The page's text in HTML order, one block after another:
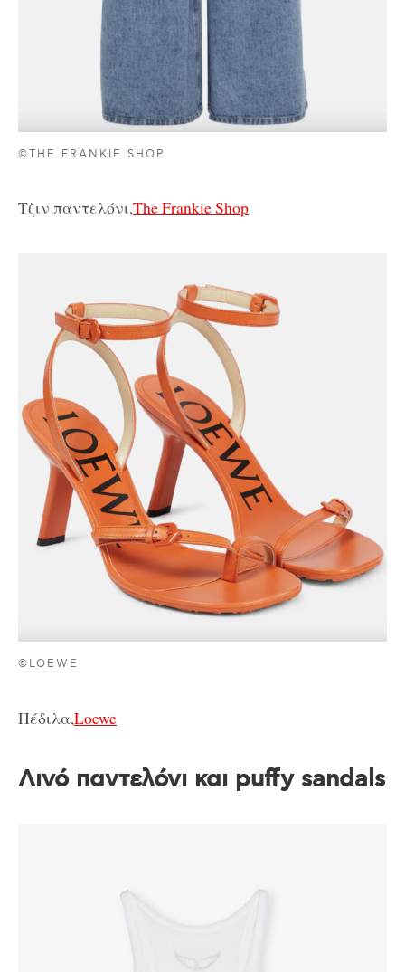
©THE FRANKIE SHOP
Τζιν παντελόνι,The Frankie Shop
©LOEWE
Πέδιλα,Loewe
Λινό παντελόνι και puffy sandals